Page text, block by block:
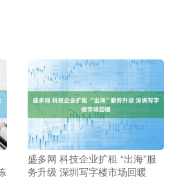
盛多网 科技企业扩租 “出海”服
务升级 深圳写字楼市场回暖